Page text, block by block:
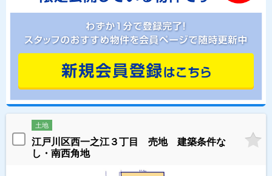
土地
江戸川区西一之江３丁目 売地 建築条件な
し・南西角地